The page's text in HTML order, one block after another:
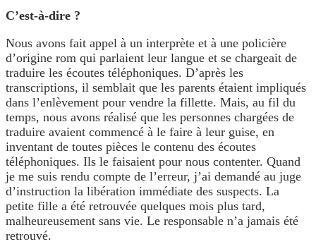
C’est-à-dire ?
Nous avons fait appel à un interprète et à une policière
d’origine rom qui parlaient leur langue et se chargeait de
traduire les écoutes téléphoniques. D’après les
transcriptions, il semblait que les parents étaient impliqués
dans l’enlèvement pour vendre la fillette. Mais, au fil du
temps, nous avons réalisé que les personnes chargées de
traduire avaient commencé à le faire à leur guise, en
inventant de toutes pièces le contenu des écoutes
téléphoniques. Ils le faisaient pour nous contenter. Quand
je me suis rendu compte de l’erreur, j’ai demandé au juge
d’instruction la libération immédiate des suspects. La
petite fille a été retrouvée quelques mois plus tard,
malheureusement sans vie. Le responsable n’a jamais été
retrouvé.